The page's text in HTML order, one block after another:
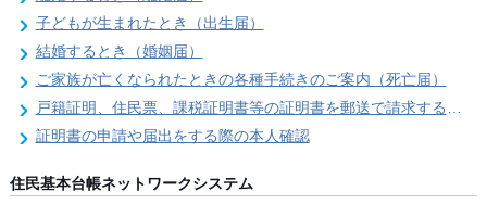
子どもが生まれたとき（出生届）
結婚するとき（婚姻届）
ご家族が亡くなられたときの各種手続きのご案内（死亡届）
戸籍証明、住民票、課税証明書等の証明書を郵送で請求する際の本人確認
証明書の申請や届出をする際の本人確認
住民基本台帳ネットワークシステム